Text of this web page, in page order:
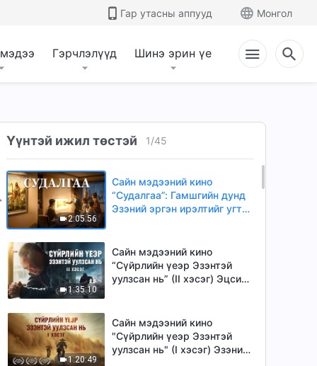
Гар утасны аппууд Монгол
Гэрчлэлүүд Шинэ эрин үе
Үүнтэй ижил төстэй 1/45
2:05:56
Сайн мэдээний кино
“Судалгаа”: Гамшгийн дунд
Эзэний эргэн ирэлтийг угтан
1:35:10
Сайн мэдээний кино
“Сүйрлийн үеэр Эзэнтэй
уулзсан нь” (II хэсэг) Эцсийн
орох вэ?
1:20:49
Сайн мэдээний кино
"Сүйрлийн үеэр Эзэнтэй
уулзсан нь" (I хэсэг) Эзэний